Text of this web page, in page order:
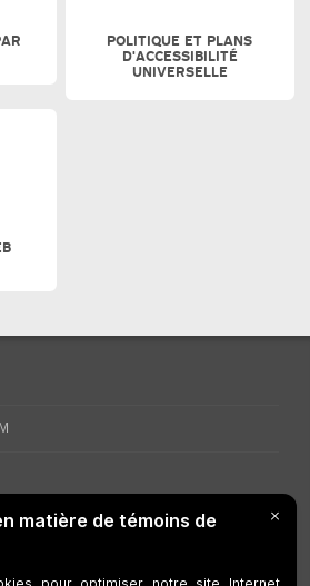
POLITIQUE ET PLANS
D'ACCESSIBILITÉ
UNIVERSELLE
de bus